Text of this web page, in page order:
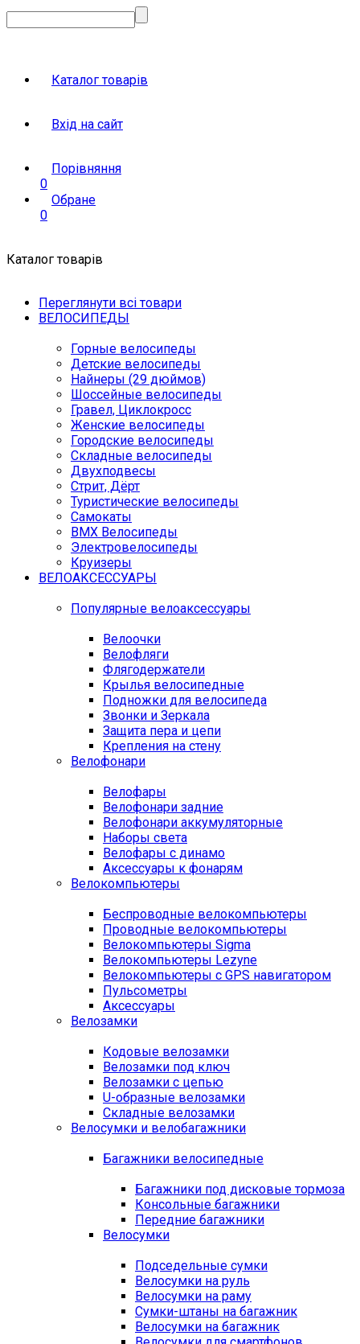
Каталог товарів
Вхід на сайт
Порівняння
0
Обране
0
Каталог товарів
Переглянути всі товари
ВЕЛОСИПЕДЫ
Горные велосипеды
Детские велосипеды
Найнеры (29 дюймов)
Шоссейные велосипеды
Гравел, Циклокросс
Женские велосипеды
Городcкие велосипеды
Складные велосипеды
Двухподвесы
Стрит, Дёрт
Туристические велосипеды
Самокаты
BMX Велосипеды
Электровелосипеды
Круизеры
ВЕЛОАКСЕССУАРЫ
Популярные велоаксессуары
Велоочки
Велофляги
Флягодержатели
Крылья велосипедные
Подножки для велосипеда
Звонки и Зеркала
Защита пера и цепи
Крепления на стену
Велофонари
Велофары
Велофонари задние
Велофонари аккумуляторные
Наборы света
Велофары с динамо
Аксессуары к фонарям
Велокомпьютеры
Беспроводные велокомпьютеры
Проводные велокомпьютеры
Велокомпьютеры Sigma
Велокомпьютеры Lezyne
Велокомпьютеры с GPS навигатором
Пульсометры
Аксессуары
Велозамки
Кодовые велозамки
Велозамки под ключ
Велозамки с цепью
U-образные велозамки
Складные велозамки
Велосумки и велобагажники
Багажники велосипедные
Багажники под дисковые тормоза
Консольные багажники
Передние багажники
Велосумки
Подседельные сумки
Велосумки на руль
Велосумки на раму
Сумки-штаны на багажник
Велосумки на багажник